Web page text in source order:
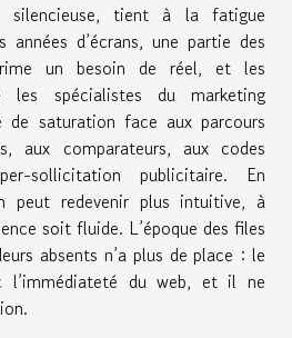
silencieuse, tient à la fatigue
années d’écrans, une partie des
un besoin de réel, et les
les spécialistes du marketing
de saturation face aux parcours
aux comparateurs, aux codes
sollicitation publicitaire. En
peut redevenir plus intuitive, à
soit fluide. L’époque des files
absents n’a plus de place : le
l’immédiateté du web, et il ne